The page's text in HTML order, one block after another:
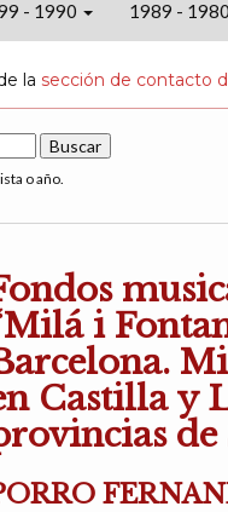
- 1990 1989 - 1980
la sección de contacto
o año.
i
Castilla y